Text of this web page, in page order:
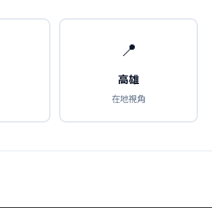
📍
高雄
在地視角